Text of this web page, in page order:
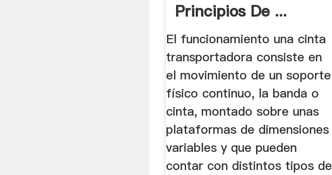
Principios De ...
El funcionamiento una cinta
transportadora consiste en
el movimiento de un soporte
físico continuo, la banda o
cinta, montado sobre unas
plataformas de dimensiones
variables y que pueden
contar con distintos tipos de